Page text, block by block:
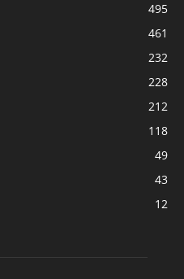
495
461
232
228
212
118
49
43
12